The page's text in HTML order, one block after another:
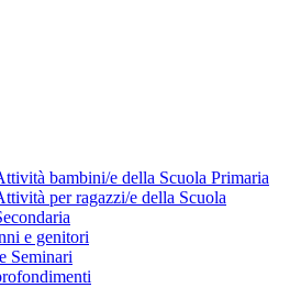
bambini/e della Scuola Primaria
per ragazzi/e della Scuola
e genitori
Seminari